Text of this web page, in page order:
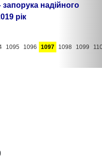
надійного
рік
1095 1096 1097 1098 1099